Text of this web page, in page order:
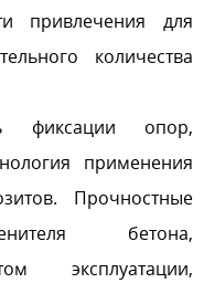
привлечения для
количества
фиксации опор,
применения
Прочностные
бетона,
эксплуатации,